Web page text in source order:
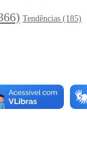
Tendências (185)